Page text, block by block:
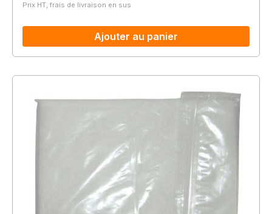
Prix HT, frais de livraison en sus
Ajouter au panier